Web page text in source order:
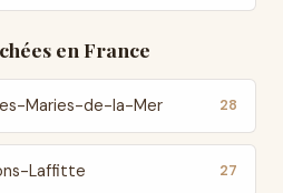
en France
Maries-de-la-Mer 28
Laffitte 27